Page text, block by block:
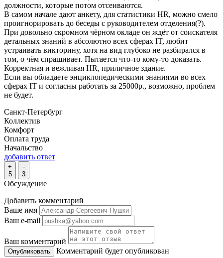
должности, которые потом отсеиваются.
В самом начале дают анкету, для статистики HR, можно смело
проигнорировать до беседы с руководителем отделения(?).
При довольно скромном чёрном окладе он ждёт от соискателя
детальных знаний в абсолютно всех сферах IT, любит
устраивать викторину, хотя на вид глубоко не разбирался в
том, о чём спрашивает. Пытается что-то кому-то доказать.
Корректная и вежливая HR, приличное здание.
Если вы обладаете энциклопедическими знаниями во всех
сферах IT и согласны работать за 25000р., возможно, проблем
не будет.
Санкт-Петербург
Коллектив
Комфорт
Оплата труда
Начальство
добавить ответ
+
5
-
3
Обсуждение
Добавить комментарий
Ваше имя
Ваш e-mail
Ваш комментарий
Комментарий будет опубликован